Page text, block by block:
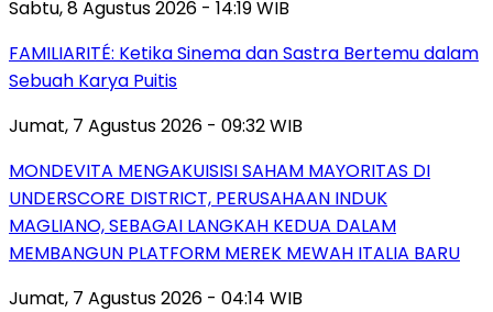
Sabtu, 8 Agustus 2026 - 14:19 WIB
FAMILIARITÉ: Ketika Sinema dan Sastra Bertemu dalam
Sebuah Karya Puitis
Jumat, 7 Agustus 2026 - 09:32 WIB
MONDEVITA MENGAKUISISI SAHAM MAYORITAS DI
UNDERSCORE DISTRICT, PERUSAHAAN INDUK
MAGLIANO, SEBAGAI LANGKAH KEDUA DALAM
MEMBANGUN PLATFORM MEREK MEWAH ITALIA BARU
Jumat, 7 Agustus 2026 - 04:14 WIB